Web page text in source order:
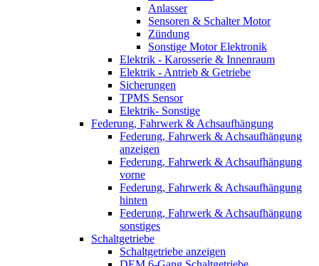
Anlasser
Sensoren & Schalter Motor
Zündung
Sonstige Motor Elektronik
Elektrik - Karosserie & Innenraum
Elektrik - Antrieb & Getriebe
Sicherungen
TPMS Sensor
Elektrik- Sonstige
Federung, Fahrwerk & Achsaufhängung
Federung, Fahrwerk & Achsaufhängung
anzeigen
Federung, Fahrwerk & Achsaufhängung
vorne
Federung, Fahrwerk & Achsaufhängung
hinten
Federung, Fahrwerk & Achsaufhängung
sonstiges
Schaltgetriebe
Schaltgetriebe anzeigen